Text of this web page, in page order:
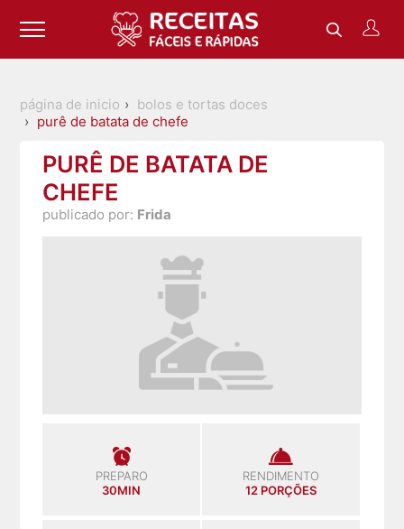
página de inicio
bolos e tortas doces
purê de batata de chefe
PURÊ DE BATATA DE
CHEFE
publicado por: Frida
PREPARO
30MIN
RENDIMENTO
12 PORÇÕES